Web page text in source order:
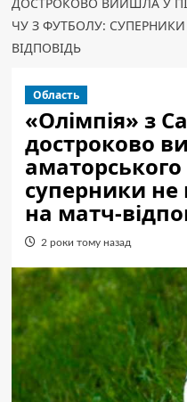
ЧУ З ФУТБОЛУ:
ВІДПОВІДЬ
Область
«Олімпія» з
достроково
суперники не
на матч-
2 роки тому назад